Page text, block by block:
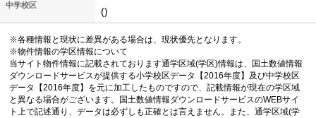
中学校区
()
※各種情報と現状に差異がある場合は、現状優先となります。
※物件情報の学区情報について
当サイト物件情報に記載されております通学区域(学区)情報は、国土数値情報
ダウンロードサービスが提供する小学校区データ【2016年度】及び中学校区
データ【2016年度】を元に加工したものですので、記載情報が現在の学区域
と異なる場合がございます。国土数値情報ダウンロードサービスのWEBサイ
ト上で記述通り、データは必ずしも正確とは言えません。また、通学区域(学